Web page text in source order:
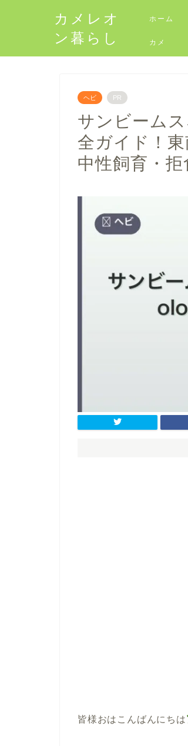
カメレオ
ン暮らし
ホーム
カメ
ヘビ PR
サンビーム
全ガイド！
中性飼育・
皆様おはこんばんにちは